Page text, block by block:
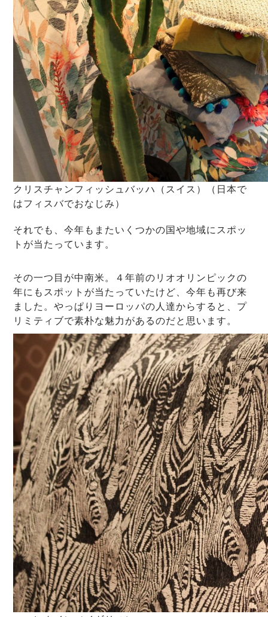
クリスチャンフィッシュバッハ（スイス）（日本で
はフィスバでおなじみ）
それでも、今年もまたいくつかの国や地域にスポッ
トが当たっています。
その一つ目が中南米。４年前のリオオリンピックの
年にもスポットが当たっていたけど、今年も再び来
ました。やっぱりヨーロッパの人達からすると、プ
リミティブで素朴な魅力があるのだと思います。